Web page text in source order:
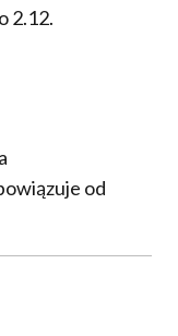
2.12.
od